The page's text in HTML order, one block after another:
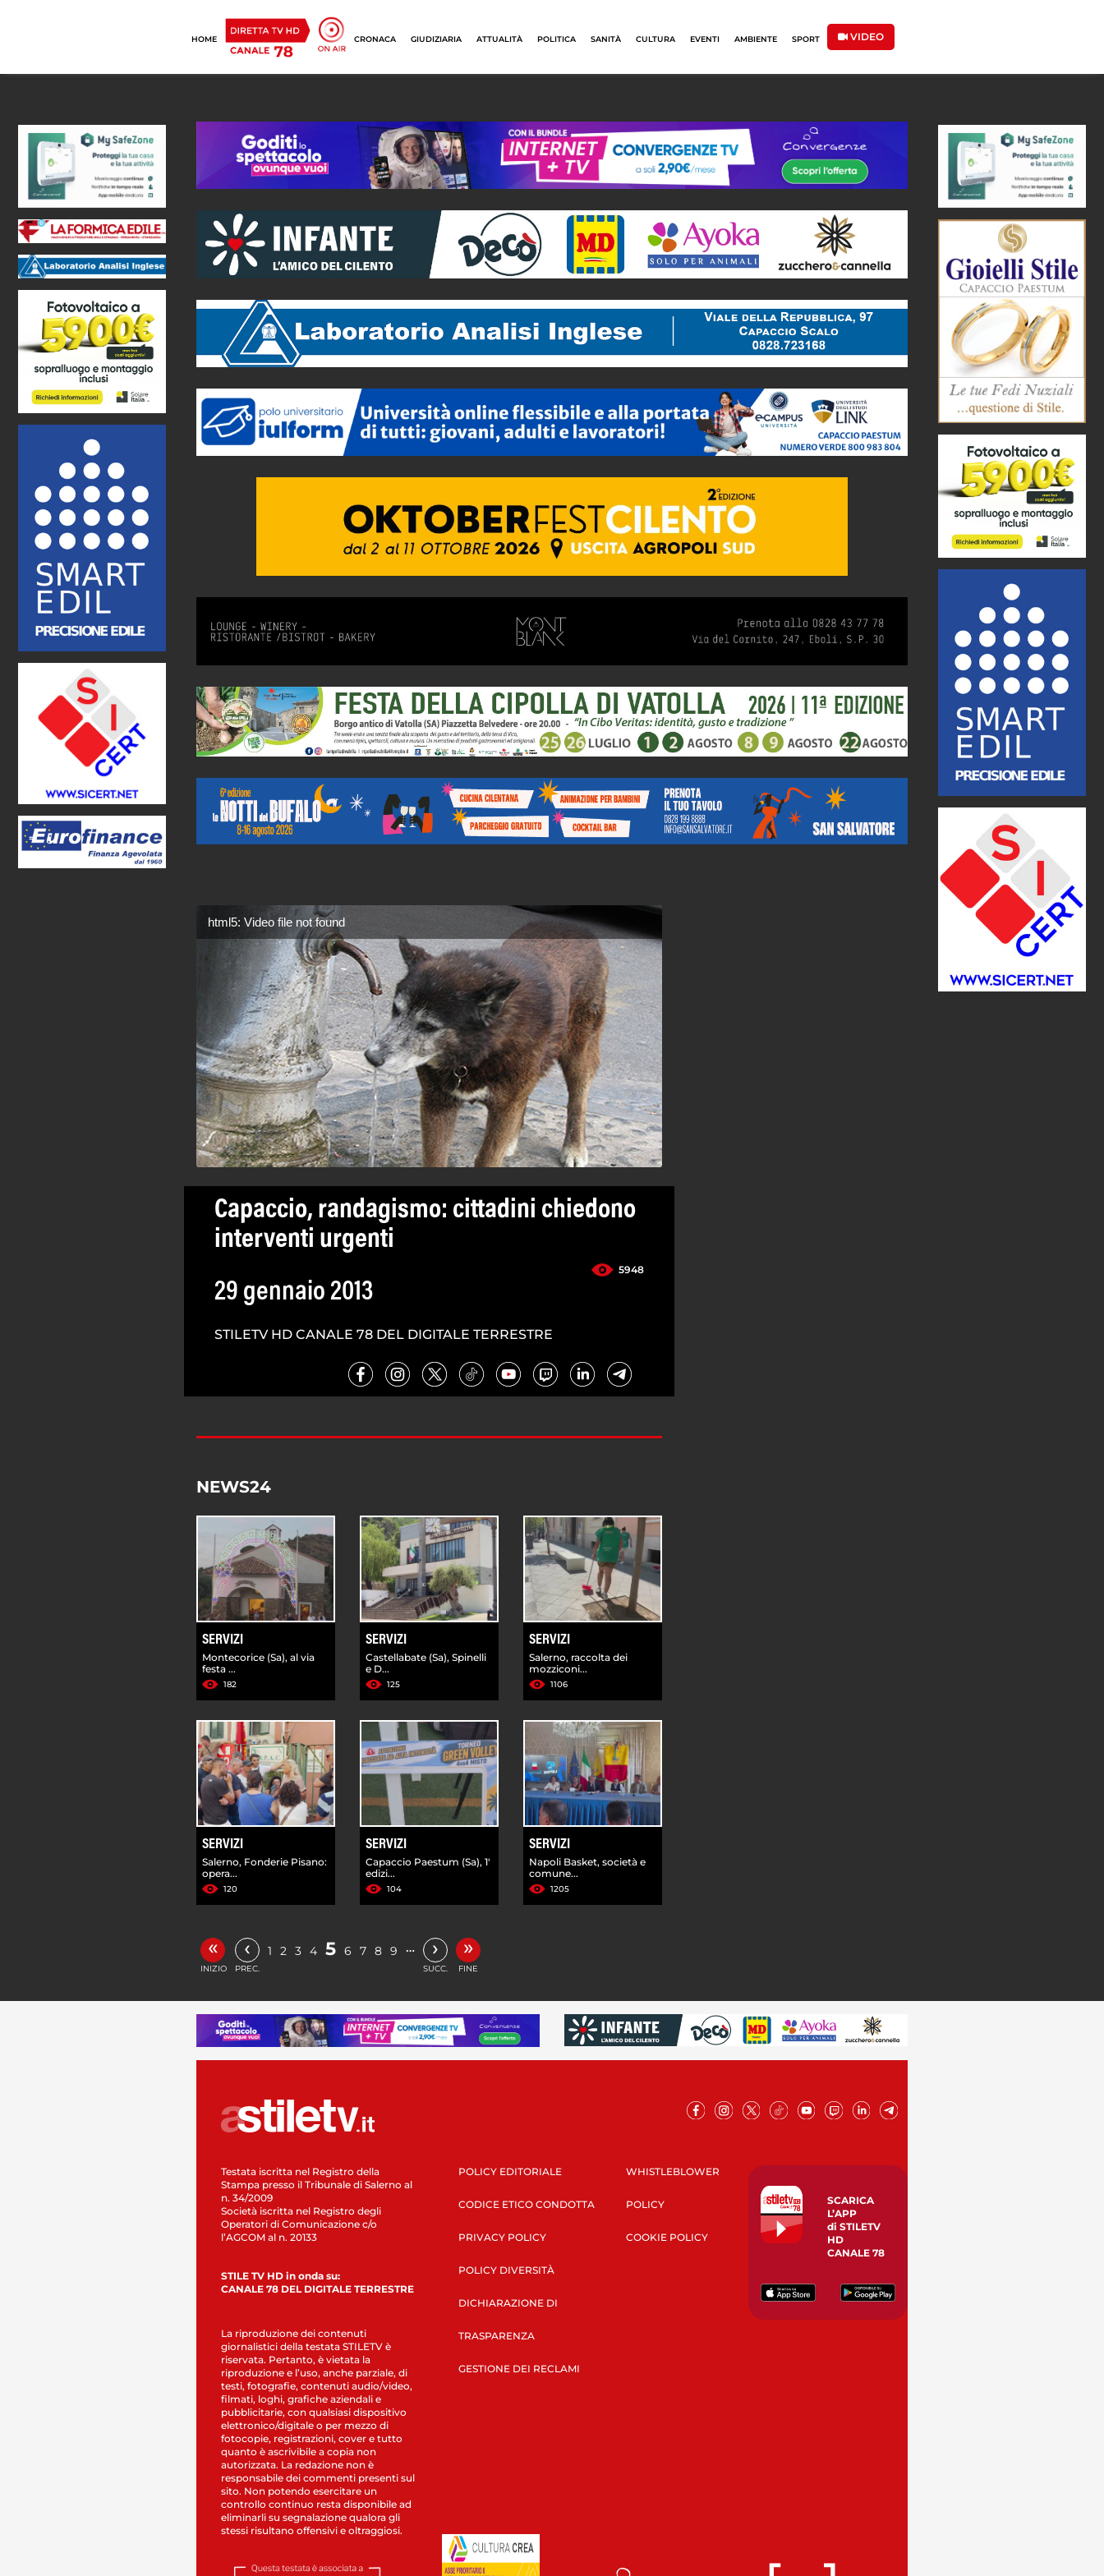
HOME CRONACA GIUDIZIARIA ATTUALITÀ POLITICA SANITÀ CULTURA EVENTI AMBIENTE SPORT VIDEO
html5: Video file not found
Capaccio, randagismo: cittadini chiedono
interventi urgenti
5948
29 gennaio 2013
STILETV HD CANALE 78 DEL DIGITALE TERRESTRE
NEWS24
SERVIZI
Montecorice (Sa), al via
festa ...
182
SERVIZI
Castellabate (Sa), Spinelli
e D...
125
SERVIZI
Salerno, raccolta dei
mozziconi...
1106
SERVIZI
Salerno, Fonderie Pisano:
opera...
120
SERVIZI
Capaccio Paestum (Sa), 1'
edizi...
104
SERVIZI
Napoli Basket, società e
comune...
1205
«
INIZIO
‹
PREC.
1 2 3 4 5 6 7 8 9 … ›
SUCC.
»
FINE
Testata iscritta nel Registro della
Stampa presso il Tribunale di Salerno al
n. 34/2009
Società iscritta nel Registro degli
Operatori di Comunicazione c/o
l’AGCOM al n. 20133
STILE TV HD in onda su:
CANALE 78 DEL DIGITALE TERRESTRE
La riproduzione dei contenuti
giornalistici della testata STILETV è
riservata. Pertanto, è vietata la
riproduzione e l’uso, anche parziale, di
testi, fotografie, contenuti audio/video,
filmati, loghi, grafiche aziendali e
pubblicitarie, con qualsiasi dispositivo
elettronico/digitale o per mezzo di
fotocopie, registrazioni, cover e tutto
quanto è ascrivibile a copia non
autorizzata. La redazione non è
responsabile dei commenti presenti sul
sito. Non potendo esercitare un
controllo continuo resta disponibile ad
eliminarli su segnalazione qualora gli
stessi risultano offensivi e oltraggiosi.
POLICY EDITORIALE
CODICE ETICO CONDOTTA
PRIVACY POLICY
POLICY DIVERSITÀ
DICHIARAZIONE DI
TRASPARENZA
GESTIONE DEI RECLAMI
WHISTLEBLOWER
POLICY
COOKIE POLICY
SCARICA
L’APP
di STILETV
HD
CANALE 78